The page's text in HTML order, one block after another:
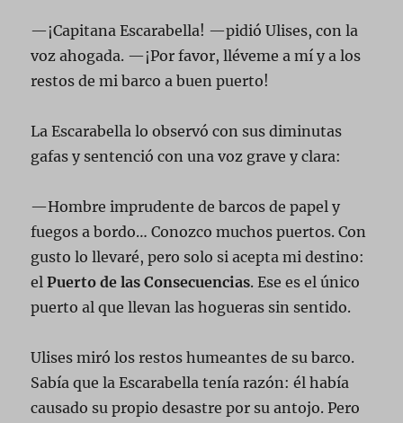
—¡Capitana Escarabella! —pidió Ulises, con la
voz ahogada. —¡Por favor, lléveme a mí y a los
restos de mi barco a buen puerto!
La Escarabella lo observó con sus diminutas
gafas y sentenció con una voz grave y clara:
—Hombre imprudente de barcos de papel y
fuegos a bordo… Conozco muchos puertos. Con
gusto lo llevaré, pero solo si acepta mi destino:
elPuerto de las Consecuencias. Ese es el único
puerto al que llevan las hogueras sin sentido.
Ulises miró los restos humeantes de su barco.
Sabía que la Escarabella tenía razón: él había
causado su propio desastre por su antojo. Pero